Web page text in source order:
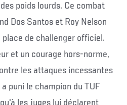
poids lourds. Ce combat
Dos Santos et Roy Nelson
de challenger officiel.
et un courage hors-norme,
les attaques incessantes
puni le champion du TUF
les juges lui déclarent